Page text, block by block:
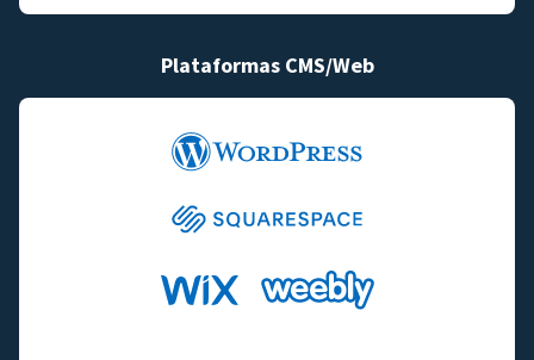
Plataformas CMS/Web